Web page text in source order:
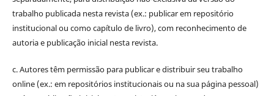
trabalho publicada nesta revista (ex.: publicar em repositório
institucional ou como capítulo de livro), com reconhecimento de
autoria e publicação inicial nesta revista.
c. Autores têm permissão para publicar e distribuir seu trabalho
online (ex.: em repositórios institucionais ou na sua página pessoal)